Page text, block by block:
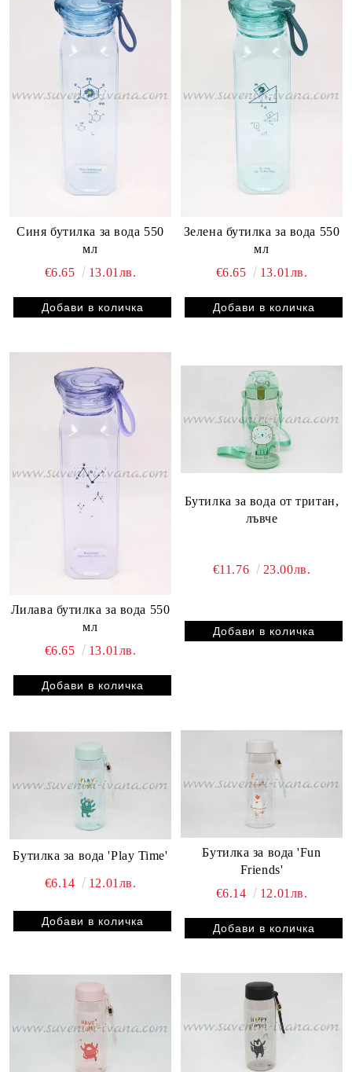
Синя бутилка за вода 550
мл
€6.65
13.01лв.
Зелена бутилка за вода 550
мл
€6.65
13.01лв.
Лилава бутилка за вода 550
мл
€6.65
13.01лв.
Бутилка за вода от тритан,
лъвче
€11.76 23.00лв.
Бутилка за вода 'Play Time'
€6.14 12.01лв.
Бутилка за вода 'Fun
Friends'
€6.14
12.01лв.